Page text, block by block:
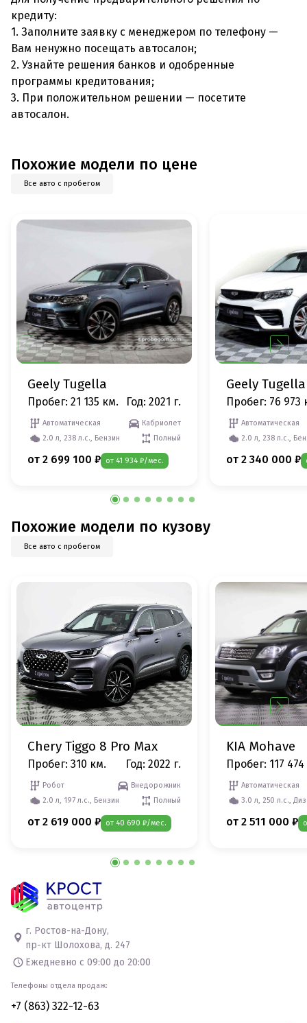
кредиту:
1. Заполните заявку с менеджером по телефону —
Вам ненужно посещать автосалон;
2. Узнайте решения банков и одобренные
программы кредитования;
3. При положительном решении — посетите
автосалон.
Похожие модели по цене
Все авто с пробегом
Geely Tugella
Пробег: 21 135 км. Год: 2021 г.
Автоматическая
Кабриолет
2.0 л, 238 л.с., Бензин
Полный
от 2 699 100 ₽ от 41 934 ₽/мес.
Geely Tugella
Пробег: 76 973
Автоматическая
2.0 л, 238 л.с.,
от 2 340 000 ₽
Похожие модели по кузову
Все авто с пробегом
Chery Tiggo 8 Pro Max
Пробег: 310 км. Год: 2022 г.
Робот
Внедорожник
2.0 л, 197 л.с., Бензин
Полный
от 2 619 000 ₽ от 40 690 ₽/мес.
KIA Mohave
Пробег: 117
Автоматическая
3.0 л, 250 л.с.,
от 2 511 000 ₽
г. Ростов-на-Дону,
пр-кт Шолохова, д. 247
Ежедневно с 09:00 до 20:00
Телефоны отдела продаж:
+7 (863) 322-12-63